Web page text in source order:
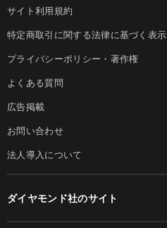
サイト利用規約
特定商取引に関する法律に基づく表示
プライバシーポリシー・著作権
よくある質問
広告掲載
お問い合わせ
法人導入について
ダイヤモンド社のサイト